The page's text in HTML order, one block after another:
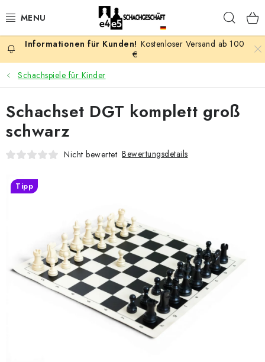
Inhalt
AKTION
SCHACHSPIELE
SCHACHFIGUREN
SCHACH-ANTIQUITÄTENLADEN
SCHACH ONLINE
SCHACH-MERCH
Kostenloser Versand ab 100
€
Schachspiele für Kinder
Schachset DGT komplett groß
schwarz
Nicht bewertet Bewertungsdetails
Tipp